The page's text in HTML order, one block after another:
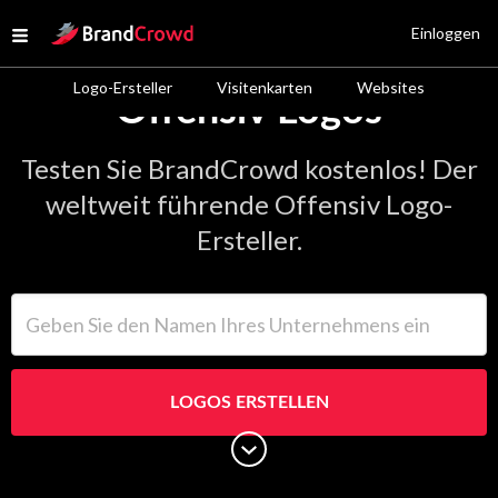
Open menu
Site Logo
Logo-Ersteller Visitenkarten Websites
Einloggen
Offensiv Logos
Testen Sie BrandCrowd kostenlos! Der
weltweit führende Offensiv Logo-
Ersteller.
LOGOS ERSTELLEN